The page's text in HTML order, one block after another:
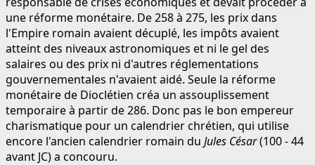
une réforme monétaire. De 258 à 275, les prix dans
l'Empire romain avaient décuplé, les impôts avaient
atteint des niveaux astronomiques et ni le gel des
salaires ou des prix ni d'autres réglementations
gouvernementales n'avaient aidé. Seule la réforme
monétaire de Dioclétien créa un assouplissement
temporaire à partir de 286. Donc pas le bon empereur
charismatique pour un calendrier chrétien, qui utilise
encore l'ancien calendrier romain du Jules César(100 - 44
avant JC) a concouru.